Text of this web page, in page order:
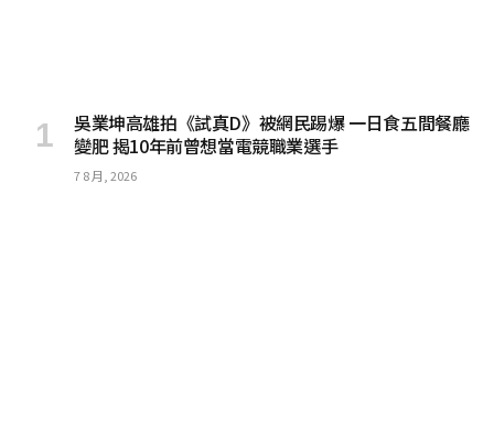
吳業坤高雄拍《試真D》被網民踢爆 一日食五間餐廳
變肥 揭10年前曾想當電競職業選手
7 8 月, 2026